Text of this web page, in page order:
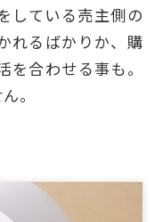
している売主側の
れるばかりか、購
を合わせる事も。
。